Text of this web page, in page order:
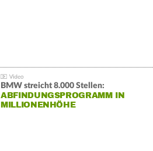
BMW streicht 8.000 Stellen:
ABFINDUNGSPROGRAMM IN
MILLIONENHÖHE